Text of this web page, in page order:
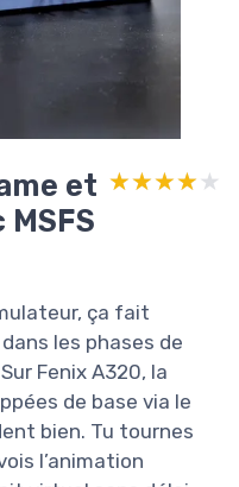
et ★★★★★
★★★★★
ça fait
les phases de
Fenix A320, la
de base via le
bien. Tu tournes
l’animation